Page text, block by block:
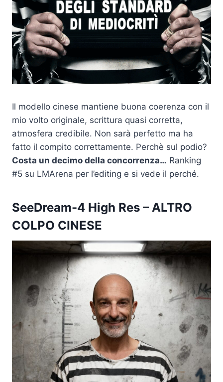
Il modello cinese mantiene buona coerenza con il
mio volto originale, scrittura quasi corretta,
atmosfera credibile. Non sarà perfetto ma ha
fatto il compito correttamente. Perchè sul podio?
Costa un decimo della concorrenza… Ranking
#5 su LMArena per l’editing e si vede il perché.
SeeDream-4 High Res – ALTRO
COLPO CINESE​